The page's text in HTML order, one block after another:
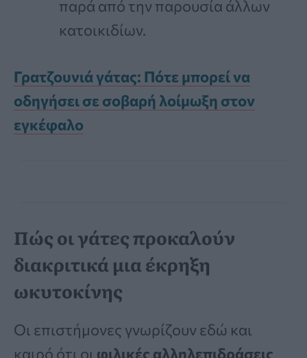
παρά από την παρουσία άλλων
κατοικιδίων.
Γρατζουνιά γάτας: Πότε μπορεί να
οδηγήσει σε σοβαρή λοίμωξη στον
εγκέφαλο
Πώς οι γάτες προκαλούν
διακριτικά μια έκρηξη
ωκυτοκίνης
Οι επιστήμονες γνωρίζουν εδώ και
καιρό ότι οι φιλικές αλληλεπιδράσεις